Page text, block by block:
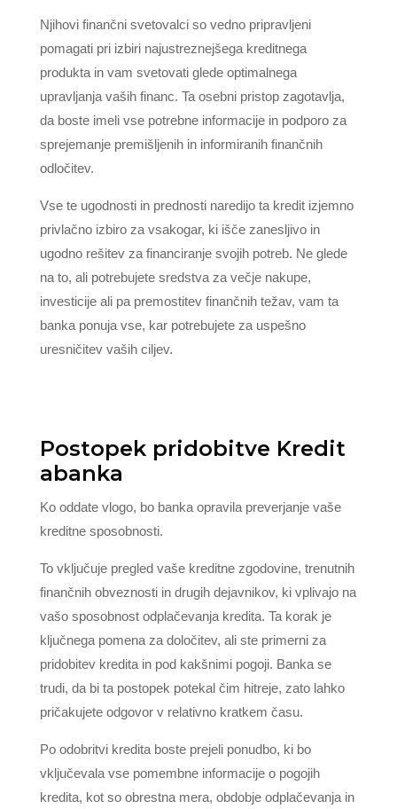
Njihovi finančni svetovalci so vedno pripravljeni
pomagati pri izbiri najustreznejšega kreditnega
produkta in vam svetovati glede optimalnega
upravljanja vaših financ. Ta osebni pristop zagotavlja,
da boste imeli vse potrebne informacije in podporo za
sprejemanje premišljenih in informiranih finančnih
odločitev.
Vse te ugodnosti in prednosti naredijo ta kredit izjemno
privlačno izbiro za vsakogar, ki išče zanesljivo in
ugodno rešitev za financiranje svojih potreb. Ne glede
na to, ali potrebujete sredstva za večje nakupe,
investicije ali pa premostitev finančnih težav, vam ta
banka ponuja vse, kar potrebujete za uspešno
uresničitev vaših ciljev.
Postopek pridobitve Kredit
abanka
Ko oddate vlogo, bo banka opravila preverjanje vaše
kreditne sposobnosti.
To vključuje pregled vaše kreditne zgodovine, trenutnih
finančnih obveznosti in drugih dejavnikov, ki vplivajo na
vašo sposobnost odplačevanja kredita. Ta korak je
ključnega pomena za določitev, ali ste primerni za
pridobitev kredita in pod kakšnimi pogoji. Banka se
trudi, da bi ta postopek potekal čim hitreje, zato lahko
pričakujete odgovor v relativno kratkem času.
Po odobritvi kredita boste prejeli ponudbo, ki bo
vključevala vse pomembne informacije o pogojih
kredita, kot so obrestna mera, obdobje odplačevanja in